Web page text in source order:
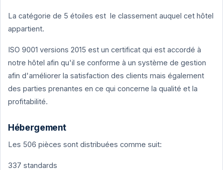
La catégorie de 5 étoiles est le classement auquel cet hôtel
appartient.
ISO 9001 versions 2015 est un certificat qui est accordé à
notre hôtel afin qu'il se conforme à un système de gestion
afin d'améliorer la satisfaction des clients mais également
des parties prenantes en ce qui concerne la qualité et la
profitabilité.
Hébergement
Les 506 pièces sont distribuées comme suit:
337 standards